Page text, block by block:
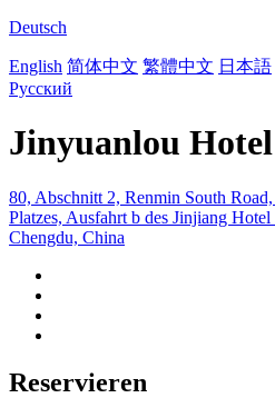
Deutsch
English 简体中文 繁體中文 日本語
Русский
Jinyuanlou
80, Abschnitt 2, Renmin South
Platzes, Ausfahrt b des Jinjiang
Chengdu, China
Reservieren